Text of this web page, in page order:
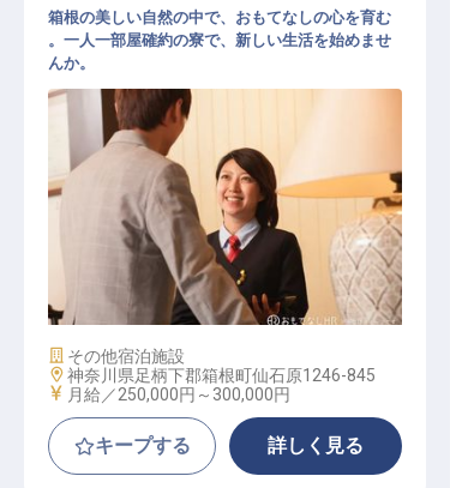
運営スタッフ
箱根の美しい自然の中で、おもてなしの心を育む
。一人一部屋確約の寮で、新しい生活を始めませ
んか。
施設業態
その他宿泊施設
勤務地
神奈川県足柄下郡箱根町仙石原1246-845
給与
月給／250,000円～ 300,000円
キープする 詳しく見る